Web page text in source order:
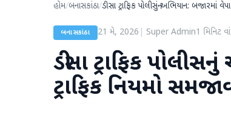
હોમ/બનાસકાંઠા/ડીસા ટ્રાફિક પોલીસનું અભિયાન: બજારમાં
બનાસકાંઠા 21 મે, 2026 Super Admin1 મિનિટ
ડીસા ટ્રાફિક
ટ્રાફિક નિયમો